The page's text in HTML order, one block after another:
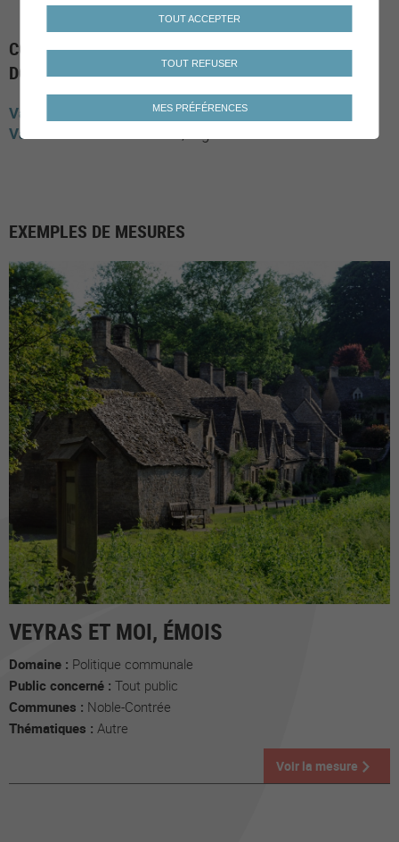
COMMUNES AYANT MIS EN PLACE LE SOUS-
DOMAINE
Valais Noble-Contrée Chalais Crans-Montana
Vaud
EXEMPLES DE MESURES
VEYRAS ET MOI, ÉMOIS
Domaine : Politique communale
Public concerné : Tout public
Communes : Noble-Contrée
Thématiques : Autre
Voir la mesure
TOUT ACCEPTER
TOUT REFUSER
MES PRÉFÉRENCES